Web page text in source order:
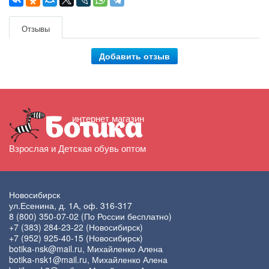
Отзывы
Добавить отзыв
интернет магазин
Ботика
Взрослая и Детская обувь оптом
Новосибирск
ул.Есенина, д. 1А, оф. 316-317
8 (800) 350-07-02 (По России бесплатно)
+7 (383) 284-23-22 (Новосибирск)
+7 (952) 925-40-15 (Новосибирск)
botika-nsk@mail.ru, Михайленко Алена
botika-nsk1@mail.ru, Михайленко Алена